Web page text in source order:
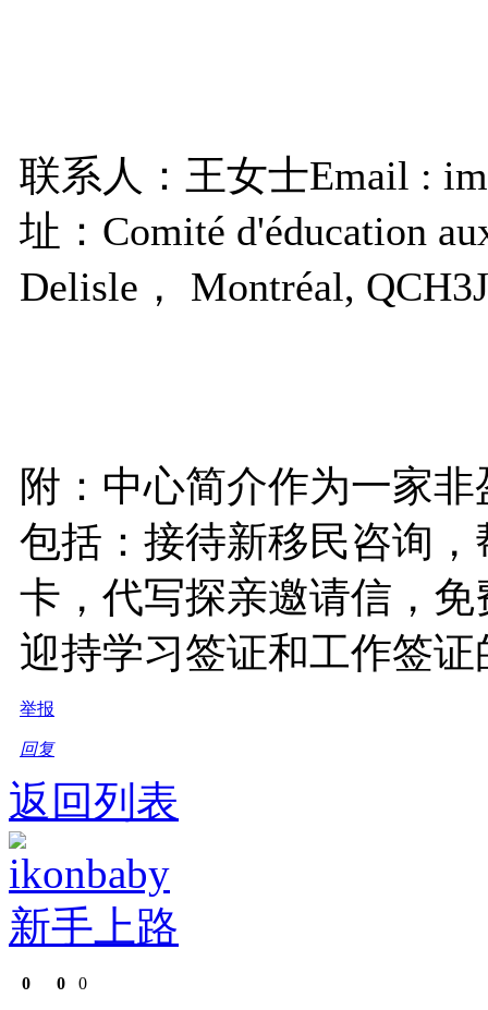
联系人：王女士Email :
址：Comité d'éducation
Delisle， Montréal,
附：中心简介作为一家
包括：接待新移民咨询
卡，代写探亲邀请信，
迎持学习签证和工作签
举报
回复
返回列表
ikonbaby
新手上路
0 0 0